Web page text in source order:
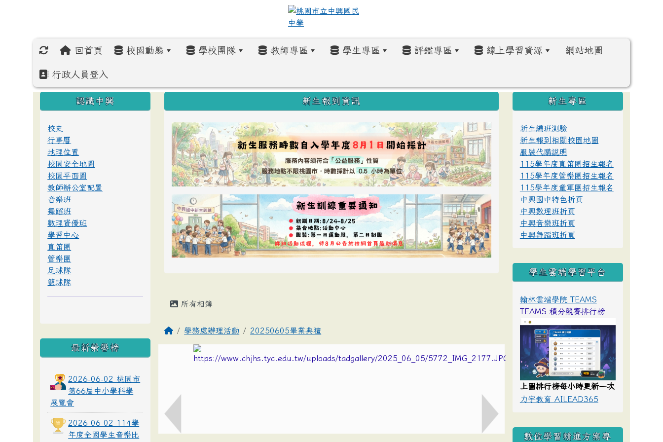
回首頁 校園動態 學校團隊 教師專區 學生專區 評鑑專區 線上學習資源 網站地圖
行政人員登入
:::
新生報到資訊
所有相簿
學務處辦理活動 20250605畢業典禮
:::
認識中興
校史
行事曆
地理位置
校園安全地圖
校園平面圖
教師辦公室配置
音樂班
舞蹈班
數理資優班
學習中心
直笛團
管樂團
足球隊
籃球隊
最新榮譽榜
2026-06-02 桃園市
第66屆中小學科學
展覽會
2026-06-02 114學
年度全國學生音樂比
:::
新生專區
新生編班測驗
新生報到相關校園地圖
服裝代購說明
115學年度直笛團招生報名
115學年度管樂團招生報名
115學年度童軍團招生報名
中興國中特色折頁
中興數理班折頁
中興音樂班折頁
中興舞蹈班折頁
學生雲端學習平台
翰林雲端學院 TEAMS
TEAMS 積分競賽排行榜
上圖排行榜每小時更新一次
力宇教育 AILEAD365
數位學習精進方案專